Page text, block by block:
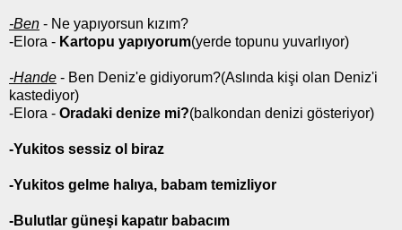
-Ben - Ne yapıyorsun kızım?
-Elora - Kartopu yapıyorum(yerde topunu yuvarlıyor)
-Hande - Ben Deniz'e gidiyorum?(Aslında kişi olan Deniz'i
kastediyor)
-Elora - Oradaki denize mi?(balkondan denizi gösteriyor)
-Yukitos sessiz ol biraz
-Yukitos gelme halıya, babam temizliyor
-Bulutlar güneşi kapatır babacım